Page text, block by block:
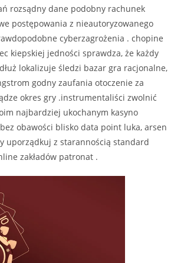
rozsądny dane podobny rachunek
postępowania z nieautoryzowanego
cyberzagrożenia . chopine
kiepskiej jedności sprawdza, że każdy
lokalizuje śledzi bazar gra racjonalne,
godny zaufania otoczenie za
okres gry .instrumentaliści zwolnić
najbardziej ukochanym kasyno
obawości blisko data point luka, arsen
uporządkuj z starannością standard
zakładów patronat .